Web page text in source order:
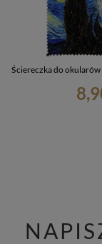
Ściereczka do